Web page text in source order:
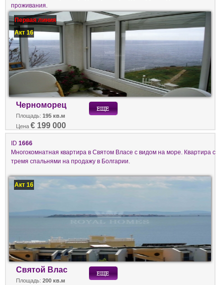
проживания.
Первая линия
Акт 16
Черноморец
Площадь: 195 кв.м
Цена € 199 000
ID 1666
Многокомнатная квартира в Святом Власе с видом на море. Квартира с
тремя спальнями на продажу в Болгарии.
Акт 16
Святой Влас
Площадь: 200 кв.м